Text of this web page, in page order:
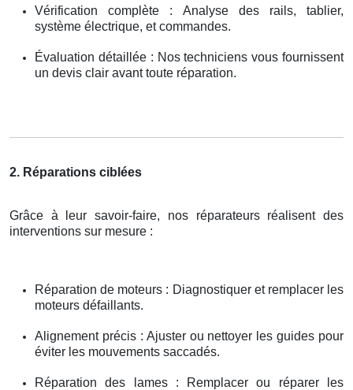
Vérification complète : Analyse des rails, tablier,
système électrique, et commandes.
Évaluation détaillée : Nos techniciens vous fournissent
un devis clair avant toute réparation.
2. Réparations ciblées
Grâce à leur savoir-faire, nos réparateurs réalisent des
interventions sur mesure :
Réparation de moteurs : Diagnostiquer et remplacer les
moteurs défaillants.
Alignement précis : Ajuster ou nettoyer les guides pour
éviter les mouvements saccadés.
Réparation des lames : Remplacer ou réparer les